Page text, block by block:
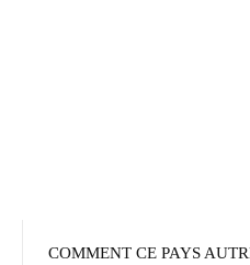
COMMENT CE PAYS